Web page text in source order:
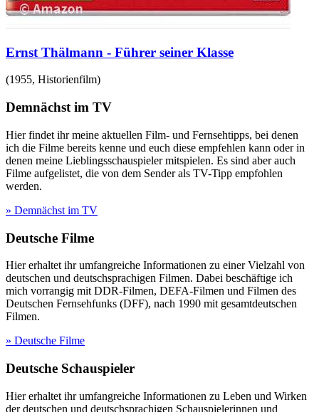
Ernst Thälmann - Führer seiner Klasse
(1955, Historienfilm)
Demnächst im TV
Hier findet ihr meine aktuellen Film- und Fernsehtipps, bei denen
ich die Filme bereits kenne und euch diese empfehlen kann oder in
denen meine Lieblingsschauspieler mitspielen. Es sind aber auch
Filme aufgelistet, die von dem Sender als TV-Tipp empfohlen
werden.
» Demnächst im TV
Deutsche Filme
Hier erhaltet ihr umfangreiche Informationen zu einer Vielzahl von
deutschen und deutschsprachigen Filmen. Dabei beschäftige ich
mich vorrangig mit DDR-Filmen, DEFA-Filmen und Filmen des
Deutschen Fernsehfunks (DFF), nach 1990 mit gesamtdeutschen
Filmen.
» Deutsche Filme
Deutsche Schauspieler
Hier erhaltet ihr umfangreiche Informationen zu Leben und Wirken
der deutschen und deutschsprachigen Schauspielerinnen und